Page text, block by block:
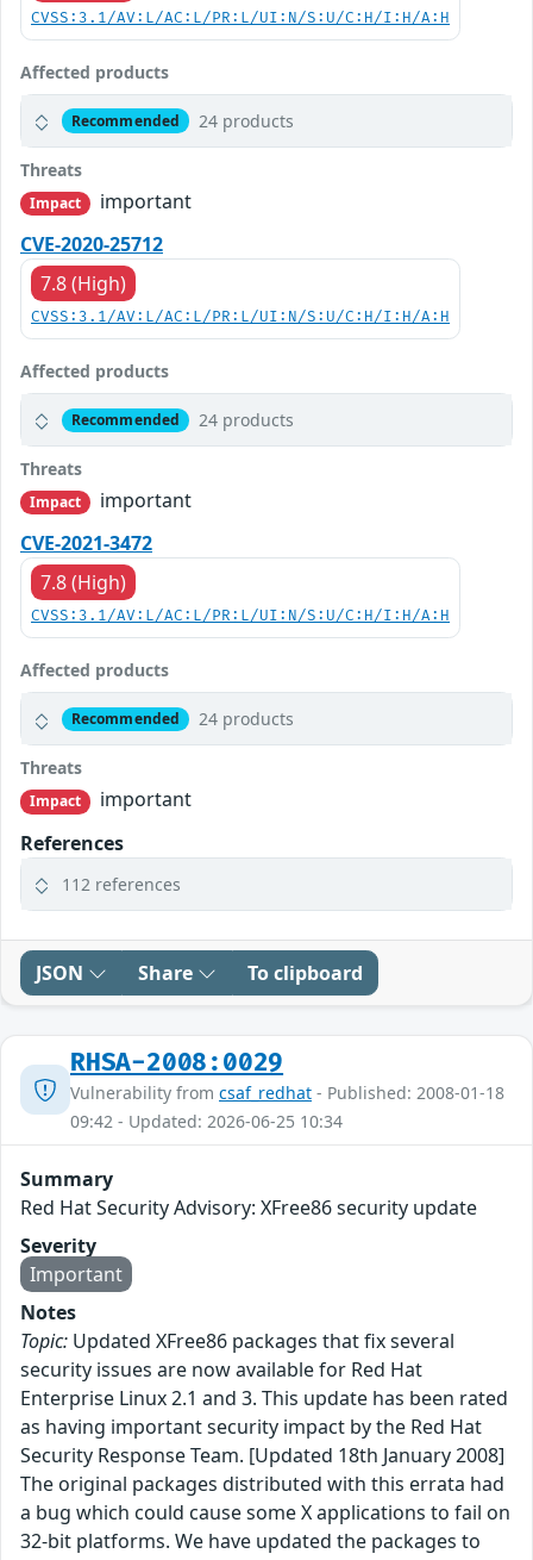
CVSS:3.1/AV:L/AC:L/PR:L/UI:N/S:U/C:H/I:H/A:H
Affected products
Recommended 24 products
Threats
Impact
important
CVE-2020-25712
7.8 (High)
CVSS:3.1/AV:L/AC:L/PR:L/UI:N/S:U/C:H/I:H/A:H
Affected products
Recommended 24 products
Threats
Impact
important
CVE-2021-3472
7.8 (High)
CVSS:3.1/AV:L/AC:L/PR:L/UI:N/S:U/C:H/I:H/A:H
Affected products
Recommended 24 products
Threats
Impact
important
References
112 references
JSON Share To clipboard
RHSA-2008:0029
Vulnerability from csaf_redhat - Published: 2008-01-18
09:42 - Updated: 2026-06-25 10:34
Summary
Red Hat Security Advisory: XFree86 security update
Severity
Important
Notes
Topic: Updated XFree86 packages that fix several
security issues are now available for Red Hat
Enterprise Linux 2.1 and 3. This update has been rated
as having important security impact by the Red Hat
Security Response Team. [Updated 18th January 2008]
The original packages distributed with this errata had
a bug which could cause some X applications to fail on
32-bit platforms. We have updated the packages to